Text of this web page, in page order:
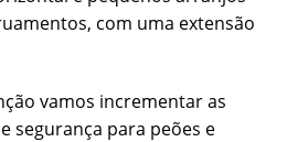
com uma extensão
vamos incrementar as
segurança para peões e